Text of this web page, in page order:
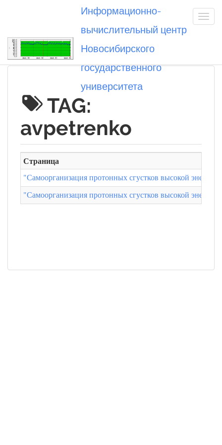
Информационно-
вычислительный центр
Новосибирского
государственного
университета
Вы посетили
TAG:
avpetrenko
Страница
"Самоорганизация протонных сгустков высокой
"Самоорганизация протонных сгустков высокой